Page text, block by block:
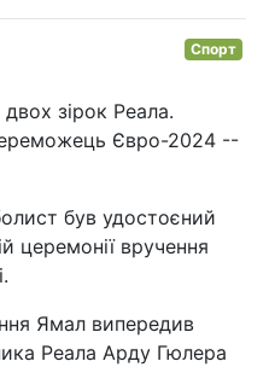
Спорт
зірок Реала.
Євро-2024 --
був удостоєний
церемонії вручення
Ямал випередив
Реала Арду Гюлера